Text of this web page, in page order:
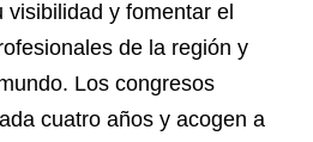
y fomentar el
de la región y
Los congresos
cuatro años y acogen a